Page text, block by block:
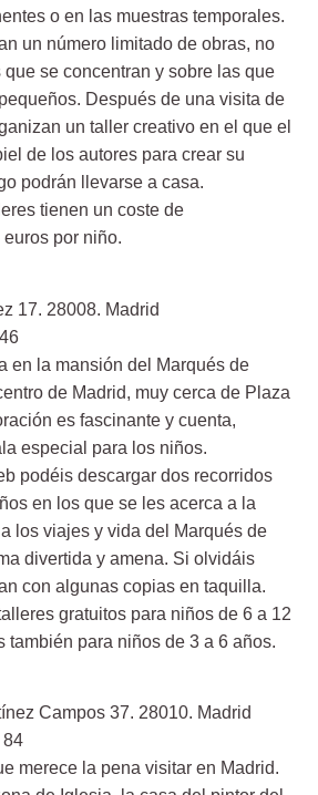
o en las muestras temporales.
un número limitado de obras, no
que se concentran y sobre las que
Después de una visita de
un taller creativo en el que el
de los autores para crear su
podrán llevarse a casa.
tienen un coste de
por niño.
17. 28008. Madrid
en la mansión del Marqués de
de Madrid, muy cerca de Plaza
es fascinante y cuenta,
especial para los niños.
podéis descargar dos recorridos
en los que se les acerca a la
los viajes y vida del Marqués de
divertida y amena. Si olvidáis
con algunas copias en taquilla.
gratuitos para niños de 6 a 12
también para niños de 3 a 6 años.
Campos 37. 28010. Madrid
84
merece la pena visitar en Madrid.